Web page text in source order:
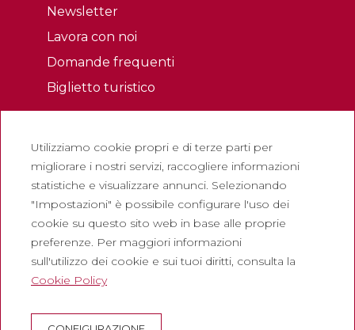
Newsletter
Lavora con noi
Domande frequenti
Biglietto turistico
Politica sulla riservatezza
Politica sui cookie
Politica dei Social Network
Canale di segnalazione
Società
Abadia de Montserrat
Utilizziamo cookie propri e di terze parti per
migliorare i nostri servizi, raccogliere informazioni
statistiche e visualizzare annunci. Selezionando
"Impostazioni" è possibile configurare l'uso dei
cookie su questo sito web in base alle proprie
preferenze. Per maggiori informazioni
sull'utilizzo dei cookie e sui tuoi diritti, consulta la
Cookie Policy